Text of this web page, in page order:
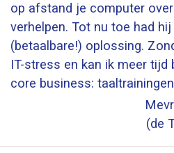
op afstand je computer
verhelpen. Tot nu toe had
(betaalbare!) oplossing.
IT-stress en kan ik meer tijd
core business:
(de